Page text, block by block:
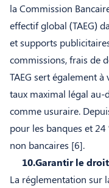
la Commission
effectif global (TAEG)
et supports
commissions, frais de
TAEG sert également
taux maximal légal au-
comme usuraire.
pour les banques et
non bancaires [6].
10.Garantir le
La réglementation sur